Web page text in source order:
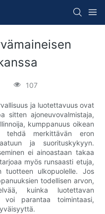
107
ja luotettavuus ovat
sitten ajoneuvovalmistaja,
kumppanuus oikean
tehdä merkittävän eron
ja suorituskykyyn.
ei ainoastaan ​​takaa
myös runsaasti etuja,
ulkopuolelle. Jos
todellisen arvon,
kuinka luotettavan
voi parantaa toimintaasi,